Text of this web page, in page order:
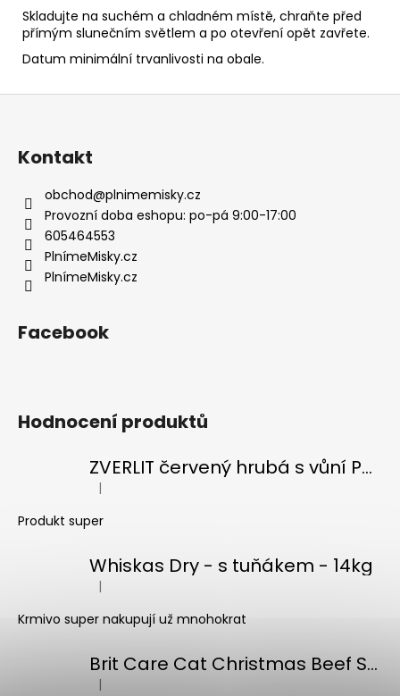
Skladujte na suchém a chladném místě, chraňte před
přímým slunečním světlem a po otevření opět zavřete.
Datum minimální trvanlivosti na obale.
Z
Kontakt
obchod@plnimemisky.cz
Provozní doba eshopu: po-pá 9:00-17:00
605464553
PlnímeMisky.cz
PlnímeMisky.cz
Facebook
Hodnocení produktů
ZVERLIT červený hrubá s vůní Podestýlka kočka 10kg
Hodnocení produktu je 5 z 5 hvězdiček.
|
Produkt super
Whiskas Dry - s tuňákem - 14kg
Hodnocení produktu je 5 z 5 hvězdiček.
|
Krmivo super nakupují už mnohokrat
Brit Care Cat Christmas Beef Soup 75g
Hodnocení produktu je 5 z 5 hvězdiček.
|